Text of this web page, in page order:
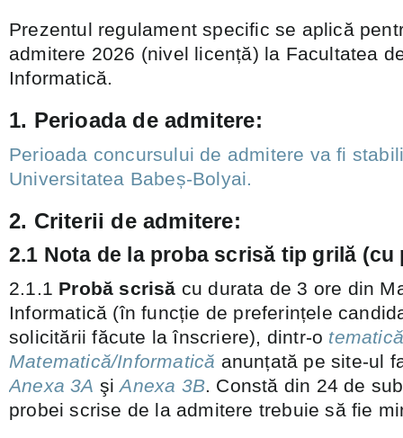
Prezentul regulament specific se aplică
admitere 2026 (nivel licență) la Facultatea
Informatică.
1. Perioada de admitere:
Perioada concursului de admitere va fi
Universitatea Babeș-Bolyai.
2. Criterii de admitere:
2.1 Nota de la proba scrisă tip grilă (cu
2.1.1 Probă scrisă cu durata de 3 ore din
Informatică (în funcție de preferințele
solicitării făcute la înscriere), dintr-o
Matematică/Informatică anunțată pe site-ul
Anexa 3A şiAnexa 3B. Constă din 24 de
probei scrise de la admitere trebuie să fie